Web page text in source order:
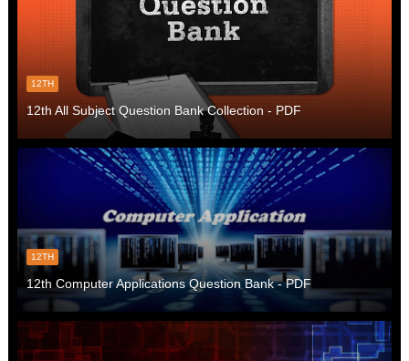
12TH
12th All Subject Question Bank Collection - PDF
12TH
12th Computer Applications Question Bank - PDF